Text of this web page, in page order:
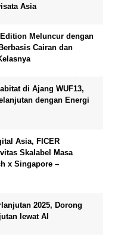
Asia
Meluncur dengan
Cairan dan
di Ajang WUF13,
dengan Energi
Asia, FICER
Skalabel Masa
x Singapore –
2025, Dorong
lewat AI